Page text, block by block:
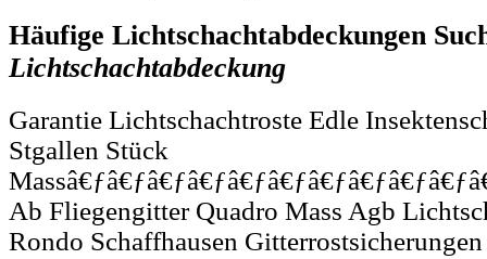
Häufige Lichtschachtabdeckungen
Lichtschachtabdeckung
Garantie Lichtschachtroste Edle
Stgallen Stück
Ab Fliegengitter Quadro Mass Agb
Rondo Schaffhausen